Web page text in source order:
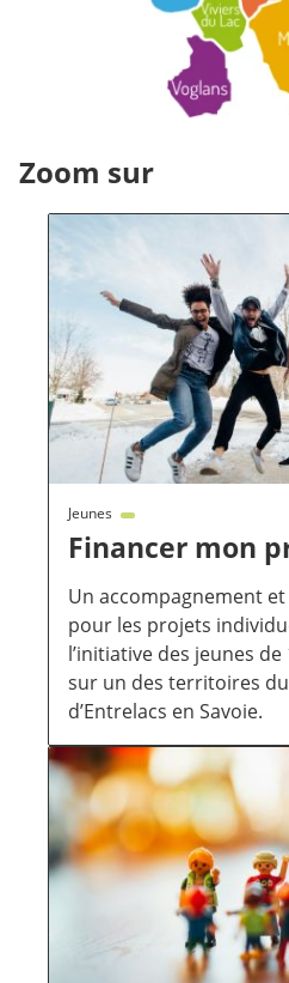
Zoom sur
Jeunes
Financer mon
Un accompagnement
pour les projets
l’initiative des jeunes
sur un des territoires
d’Entrelacs en Savoie.